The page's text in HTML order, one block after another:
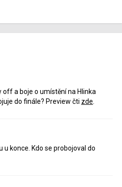
off a boje o umístění na Hlinka
do finále? Preview čti zde
u konce. Kdo se probojoval do